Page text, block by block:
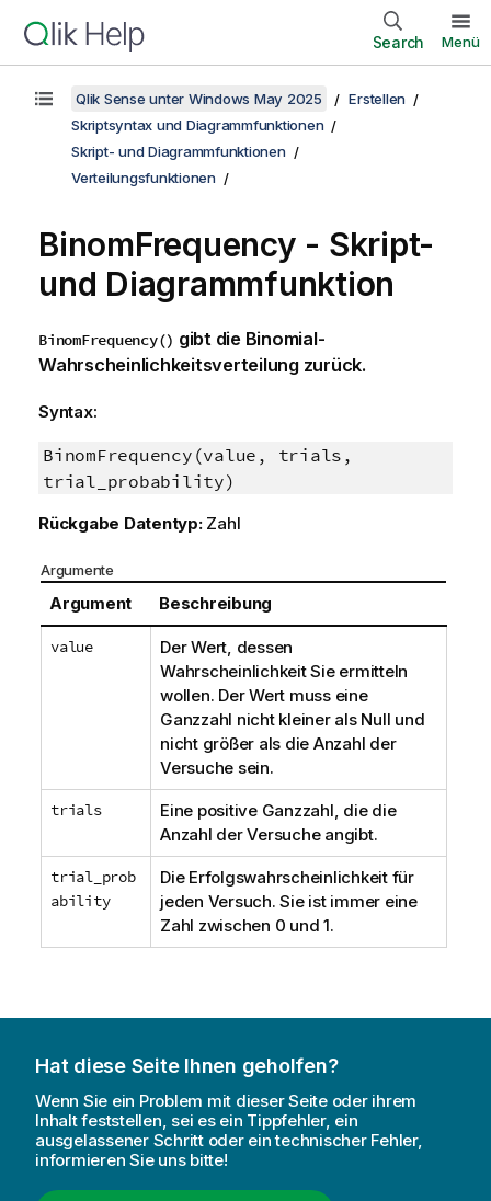
Search Menü
Qlik Sense unter Windows May 2025
Erstellen
Skriptsyntax und Diagrammfunktionen
Skript- und Diagrammfunktionen
Verteilungsfunktionen
BinomFrequency - Skript-
und Diagrammfunktion
BinomFrequency() gibt die Binomial-
Wahrscheinlichkeitsverteilung zurück.
Syntax:
BinomFrequency(value, trials,
trial_probability)
Rückgabe Datentyp: Zahl
Argumente
Argument Beschreibung
value
Der Wert, dessen
Wahrscheinlichkeit Sie ermitteln
wollen. Der Wert muss eine
Ganzzahl nicht kleiner als Null und
nicht größer als die Anzahl der
Versuche sein.
trials
Eine positive Ganzzahl, die die
Anzahl der Versuche angibt.
trial_prob
ability
Die Erfolgswahrscheinlichkeit für
jeden Versuch. Sie ist immer eine
Zahl zwischen 0 und 1.
Hat diese Seite Ihnen geholfen?
Wenn Sie ein Problem mit dieser Seite oder ihrem
Inhalt feststellen, sei es ein Tippfehler, ein
ausgelassener Schritt oder ein technischer Fehler,
informieren Sie uns bitte!